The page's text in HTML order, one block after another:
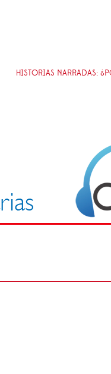
HISTORIAS NARRADAS: